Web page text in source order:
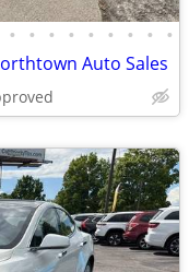
• • • • • • • • •
Auto Sales